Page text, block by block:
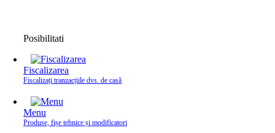
Posibilitati
Fiscalizarea
Fiscalizați tranzacțiile dvs. de casă
Menu
Produse, fișe tehnice și modificatori